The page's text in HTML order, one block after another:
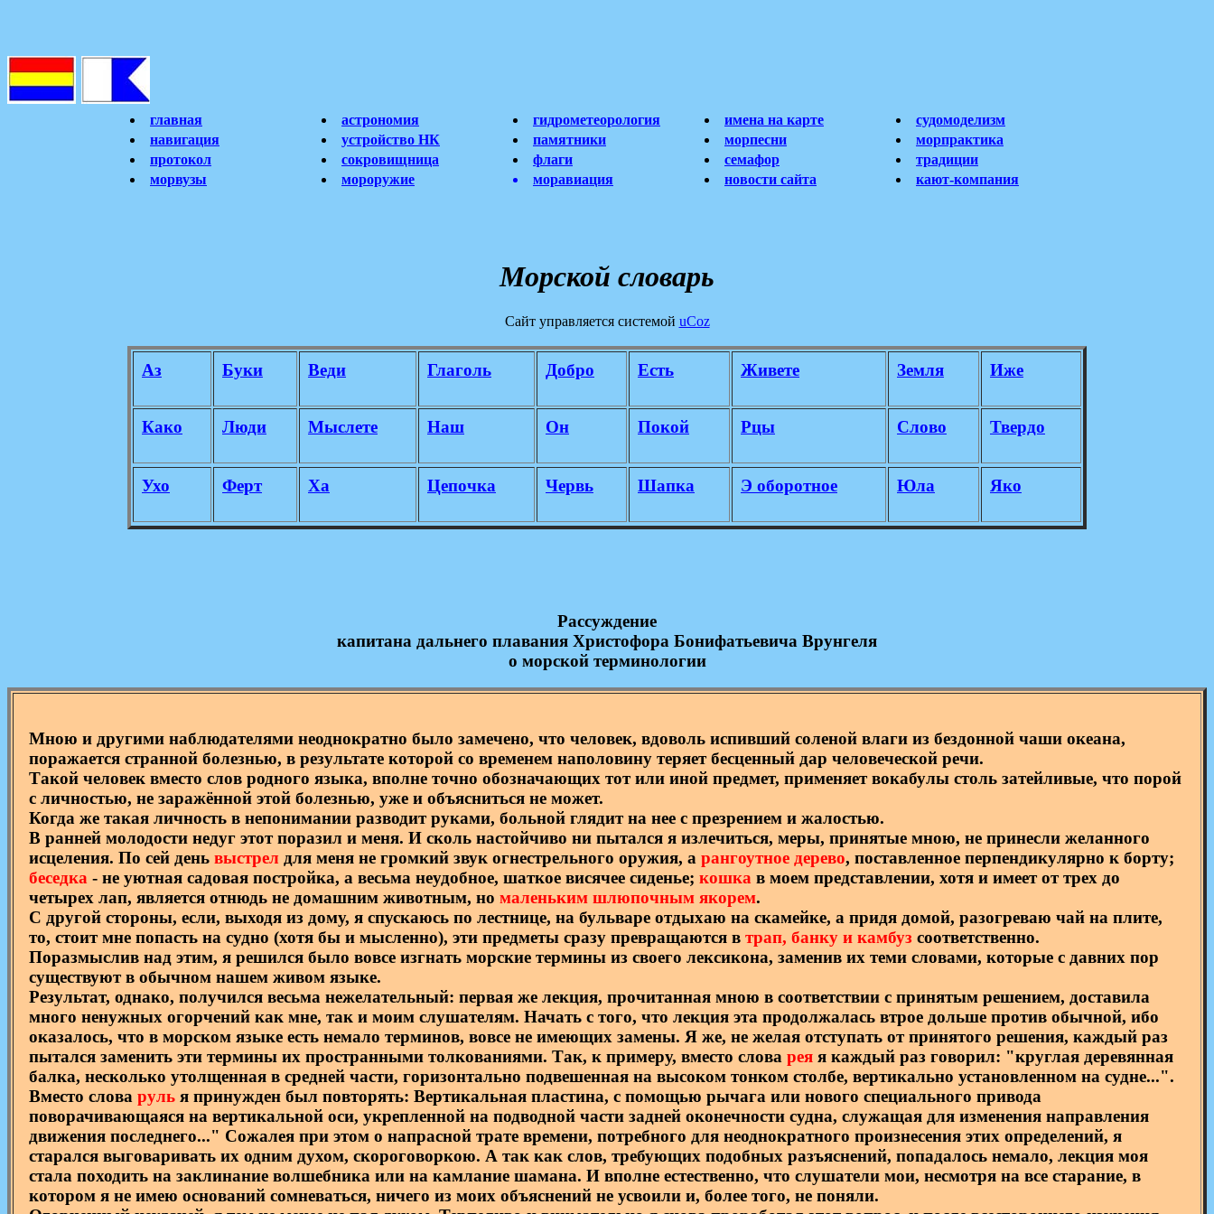
главная астрономия гидрометеорология имена на карте
судомоделизм
навигация
устройство НК памятники морпесни
морпрактика
протокол
сокровищница флаги семафор
традиции
морвузы
мороружие моравиация новости сайта кают-компания
Морской словарь
Сайт управляется системой uCoz
Аз Буки Веди Глаголь Добро Есть Живете Земля Иже
Како Люди Мыслете Наш Он Покой Рцы Слово Твердо
Ухо Ферт Ха Цепочка Червь Шапка Э оборотное Юла Яко
Рассуждение
капитана дальнего плавания Христофора Бонифатьевича Врунгеля
о морской терминологии
Мною и другими наблюдателями неоднократно было замечено, что человек, вдоволь испивший соленой влаги из бездонной чаши океана,
поражается странной болезнью, в результате которой со временем наполовину теряет бесценный дар человеческой речи.
Такой человек вместо слов родного языка, вполне точно обозначающих тот или иной предмет, применяет вокабулы столь затейливые, что порой
с личностью, не заражённой этой болезнью, уже и объясниться не может.
Когда же такая личность в непонимании разводит руками, больной глядит на нее с презрением и жалостью.
В ранней молодости недуг этот поразил и меня. И сколь настойчиво ни пытался я излечиться, меры, принятые мною, не принесли желанного
исцеления. По сей день выстрел для меня не громкий звук огнестрельного оружия, а рангоутное дерево, поставленное перпендикулярно к борту;
беседка - не уютная садовая постройка, а весьма неудобное, шаткое висячее сиденье; кошка в моем представлении, хотя и имеет от трех до
четырех лап, является отнюдь не домашним животным, но маленьким шлюпочным якорем.
С другой стороны, если, выходя из дому, я спускаюсь по лестнице, на бульваре отдыхаю на скамейке, а придя домой, разогреваю чай на плите,
то, стоит мне попасть на судно (хотя бы и мысленно), эти предметы сразу превращаются в трап, банку и камбуз соответственно.
Поразмыслив над этим, я решился было вовсе изгнать морские термины из своего лексикона, заменив их теми словами, которые с давних пор
существуют в обычном нашем живом языке.
Результат, однако, получился весьма нежелательный: первая же лекция, прочитанная мною в соответствии с принятым решением, доставила
много ненужных огорчений как мне, так и моим слушателям. Начать с того, что лекция эта продолжалась втрое дольше против обычной, ибо
оказалось, что в морском языке есть немало терминов, вовсе не имеющих замены. Я же, не желая отступать от принятого решения, каждый раз
пытался заменить эти термины их пространными толкованиями. Так, к примеру, вместо слова рея я каждый раз говорил: "круглая деревянная
балка, несколько утолщенная в средней части, горизонтально подвешенная на высоком тонком столбе, вертикально установленном на судне...".
Вместо слова руль я принужден был повторять: Вертикальная пластина, с помощью рычага или нового специального привода
поворачивающаяся на вертикальной оси, укрепленной на подводной части задней оконечности судна, служащая для изменения направления
движения последнего..." Сожалея при этом о напрасной трате времени, потребного для неоднократного произнесения этих определений, я
старался выговаривать их одним духом, скороговоркою. А так как слов, требующих подобных разъяснений, попадалось немало, лекция моя
стала походить на заклинание волшебника или на камлание шамана. И вполне естественно, что слушатели мои, несмотря на все старание, в
котором я не имею оснований сомневаться, ничего из моих объяснений не усвоили и, более того, не поняли.